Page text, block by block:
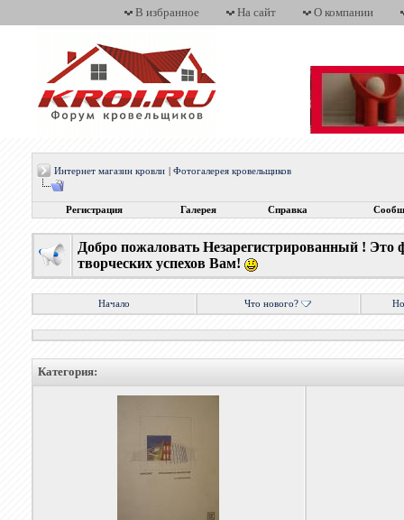
В избранное На сайт О компании
Интернет магазин кровли Фотогалерея кровельщиков
Регистрация Галерея Справка
Добро пожаловать Незарегистрированный !
творческих успехов Вам!
Начало Что нового?
Категория: